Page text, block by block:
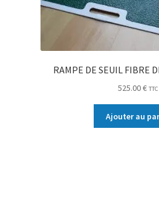
RAMPE DE SEUIL FIBRE
525.00€ TTC
Ajouter au